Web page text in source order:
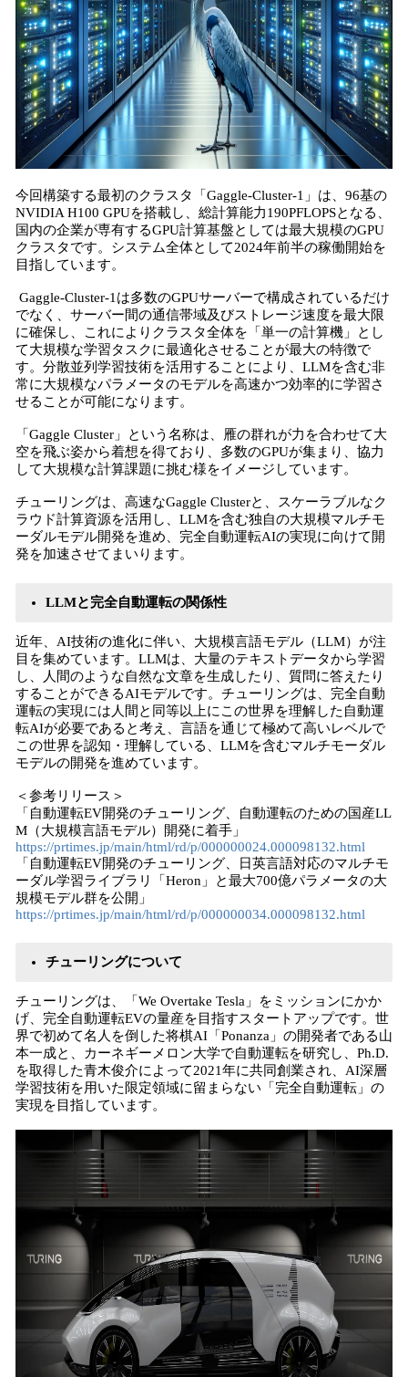
今回構築する最初のクラスタ「Gaggle-Cluster-1」は、96基の
NVIDIA H100 GPUを搭載し、総計算能力190PFLOPSとなる、
国内の企業が専有するGPU計算基盤としては最大規模のGPU
クラスタです。システム全体として2024年前半の稼働開始を
目指しています。
Gaggle-Cluster-1は多数のGPUサーバーで構成されているだけ
でなく、サーバー間の通信帯域及びストレージ速度を最大限
に確保し、これによりクラスタ全体を「単一の計算機」とし
て大規模な学習タスクに最適化させることが最大の特徴で
す。分散並列学習技術を活用することにより、LLMを含む非
常に大規模なパラメータのモデルを高速かつ効率的に学習さ
せることが可能になります。
「Gaggle Cluster」という名称は、雁の群れが力を合わせて大
空を飛ぶ姿から着想を得ており、多数のGPUが集まり、協力
して大規模な計算課題に挑む様をイメージしています。
チューリングは、高速なGaggle Clusterと、スケーラブルなク
ラウド計算資源を活用し、LLMを含む独自の大規模マルチモ
ーダルモデル開発を進め、完全自動運転AIの実現に向けて開
発を加速させてまいります。
LLMと完全自動運転の関係性
近年、AI技術の進化に伴い、大規模言語モデル（LLM）が注
目を集めています。LLMは、大量のテキストデータから学習
し、人間のような自然な文章を生成したり、質問に答えたり
することができるAIモデルです。チューリングは、完全自動
運転の実現には人間と同等以上にこの世界を理解した自動運
転AIが必要であると考え、言語を通じて極めて高いレベルで
この世界を認知・理解している、LLMを含むマルチモーダル
モデルの開発を進めています。
＜参考リリース＞
「自動運転EV開発のチューリング、自動運転のための国産LL
M（大規模言語モデル）開発に着手」
https://prtimes.jp/main/html/rd/p/000000024.000098132.html
「自動運転EV開発のチューリング、日英言語対応のマルチモ
ーダル学習ライブラリ「Heron」と最大700億パラメータの大
規模モデル群を公開」
https://prtimes.jp/main/html/rd/p/000000034.000098132.html
チューリングについて
チューリングは、「We Overtake Tesla」をミッションにかか
げ、完全⾃動運転EVの量産を⽬指すスタートアップです。世
界で初めて名人を倒した将棋AI「Ponanza」の開発者である⼭
本⼀成と、カーネギーメロン⼤学で自動運転を研究し、Ph.D.
を取得した⻘⽊俊介によって2021年に共同創業され、AI深層
学習技術を⽤いた限定領域に留まらない「完全自動運転」の
実現を目指しています。